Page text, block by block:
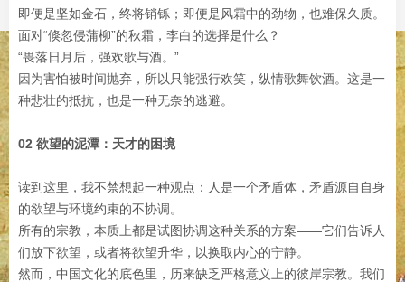
即便是坚如金石，终将销铄；即便是风霜中的劲物，也难保久质。
面对“倏忽侵蒲柳”的秋霜，李白的选择是什么？
“畏落日月后，强欢歌与酒。”
因为害怕被时间抛弃，所以只能强行欢笑，纵情歌舞饮酒。这是一
种悲壮的抵抗，也是一种无奈的逃避。
02 欲望的泥潭：天才的困境
读到这里，我不禁想起一种观点：人是一个矛盾体，矛盾源自自身
的欲望与环境约束的不协调。
所有的宗教，本质上都是试图协调这种关系的方案——它们告诉人
们放下欲望，或者将欲望升华，以换取内心的宁静。
然而，中国文化的底色里，历来缺乏严格意义上的彼岸宗教。我们